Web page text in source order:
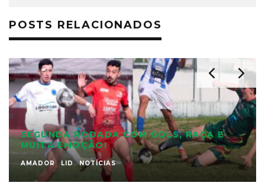
POSTS RELACIONADOS
SEGUNDA RODADA COM GOLS, RAÇA E
MUITA EMOÇÃO!
AMADOR LID NOTÍCIAS